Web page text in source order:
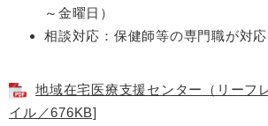
～金曜日）
相談対応：保健師等の専門職が対
地域在宅医療支援センター（リーフ
イル／676KB]